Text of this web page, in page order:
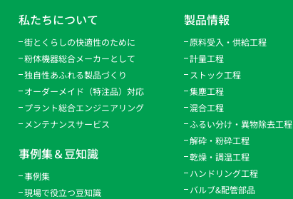
私たちについて
街とくらしの快適性のために
粉体機器総合メーカーとして
独自性あふれる製品づくり
オーダーメイド（特注品）対応
プラント総合エンジニアリング
メンテナンスサービス
事例集＆豆知識
事例集
現場で役立つ豆知識
製品情報
原料受入・供給工程
計量工程
ストック工程
集塵工程
混合工程
ふるい分け・異物除去工程
解砕・粉砕工程
乾燥・調温工程
ハンドリング工程
バルブ&配管部品